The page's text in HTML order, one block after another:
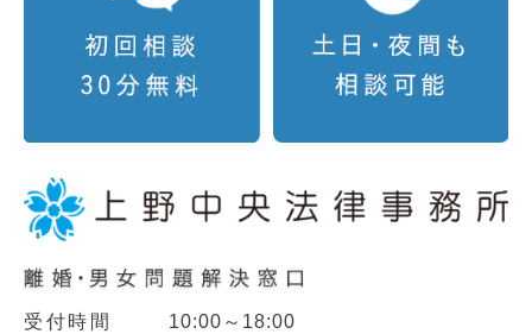
受付時間
10:00～18:00